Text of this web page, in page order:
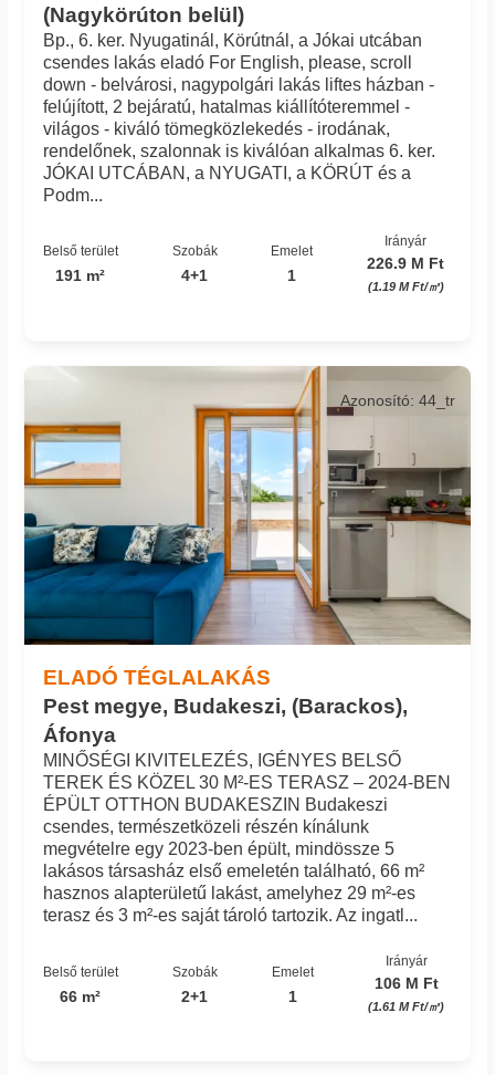
(Nagykörúton belül)
Bp., 6. ker. Nyugatinál, Körútnál, a Jókai utcában
csendes lakás eladó For English, please, scroll
down - belvárosi, nagypolgári lakás liftes házban -
felújított, 2 bejáratú, hatalmas kiállítóteremmel -
világos - kiváló tömegközlekedés - irodának,
rendelőnek, szalonnak is kiválóan alkalmas 6. ker.
JÓKAI UTCÁBAN, a NYUGATI, a KÖRÚT és a
Podm...
Belső terület
191 m²
Szobák
4+1
Emelet
1
Irányár
226.9 M Ft
(1.19 M Ft/㎡)
ELADÓ TÉGLALAKÁS
Pest megye, Budakeszi, (Barackos),
Áfonya
Azonosító: 44_tr
MINŐSÉGI KIVITELEZÉS, IGÉNYES BELSŐ
TEREK ÉS KÖZEL 30 M²-ES TERASZ – 2024-BEN
ÉPÜLT OTTHON BUDAKESZIN Budakeszi
csendes, természetközeli részén kínálunk
megvételre egy 2023-ben épült, mindössze 5
lakásos társasház első emeletén található, 66 m²
hasznos alapterületű lakást, amelyhez 29 m²-es
terasz és 3 m²-es saját tároló tartozik. Az ingatl...
Belső terület
66 m²
Szobák
2+1
Emelet
1
Irányár
106 M Ft
(1.61 M Ft/㎡)